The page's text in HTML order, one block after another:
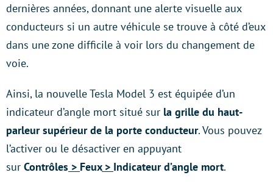
dernières années, donnant une alerte visuelle aux
conducteurs si un autre véhicule se trouve à côté d’eux
dans une zone difficile à voir lors du changement de
voie.
Ainsi, la nouvelle Tesla Model 3 est équipée d’un
indicateur d’angle mort situé sur la grille du haut-
parleur supérieur de la porte conducteur. Vous pouvez
l’activer ou le désactiver en appuyant
sur Contrôles > Feux> Indicateur d’angle mort.